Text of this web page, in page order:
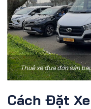
Thuê xe đưa đón sân
Cách Đặt